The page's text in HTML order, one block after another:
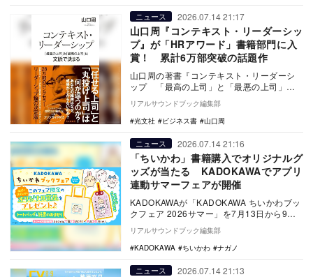
ニュース 2026.07.14 21:17
山口周『コンテキスト・リーダーシッ
プ』が「HRアワード」書籍部門に入
賞！ 累計6万部突破の話題作
山口周の著書『コンテキスト・リーダーシ
ップ 「最高の上司」と「最悪の上司」は
文脈で決まる』が、日本の人事部「HRアワ
ード2026…
リアルサウンドブック編集部
光文社
ビジネス書 山口周
ニュース 2026.07.14 21:16
「ちいかわ」書籍購入でオリジナルグ
ッズが当たる KADOKAWAでアプリ
連動サマーフェアが開催
KADOKAWAが「KADOKAWA ちいかわブッ
クフェア 2026サマー」を7月13日から9月
30日まで開催。対象書籍を購入し…
リアルサウンドブック編集部
KADOKAWA
ちいかわ ナガノ
ニュース 2026.07.14 21:13